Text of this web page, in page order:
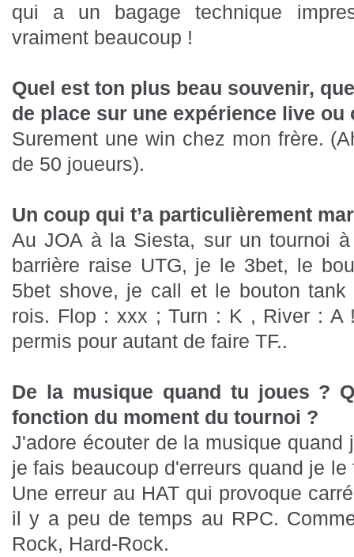
qui a un bagage technique
vraiment beaucoup !
Quel est ton plus beau souvenir,
de place sur une expérience live ou
Surement une win chez mon frère.
de 50 joueurs).
Un coup qui t’a particulièrement
Au JOA à la Siesta, sur un tournoi
barrière raise UTG, je le 3bet, le
5bet shove, je call et le bouton
rois. Flop : xxx ; Turn : K , River :
permis pour autant de faire TF..
De la musique quand tu joues ?
fonction du moment du tournoi ?
J'adore écouter de la musique
je fais beaucoup d'erreurs quand je
Une erreur au HAT qui provoque
il y a peu de temps au RPC.
Rock, Hard-Rock.